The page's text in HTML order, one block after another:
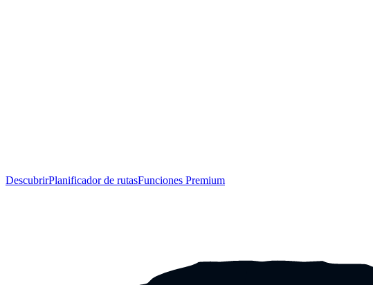
DescubrirPlanificador de rutasFunciones Premium